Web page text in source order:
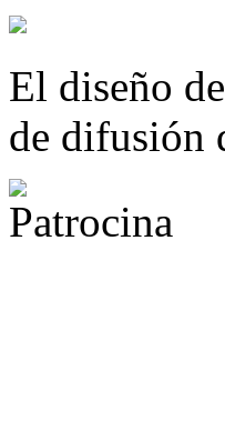
El diseño
de difusión